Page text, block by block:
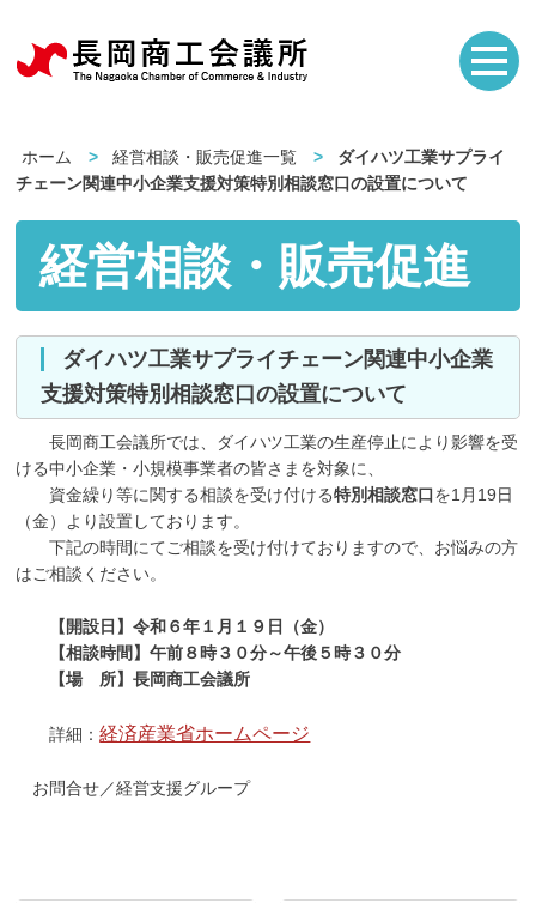
ホーム 経営相談・販売促進一覧
ダイハツ工業サプライ
チェーン関連中小企業支援対策特別相談窓口の設置について
経営相談・販売促進
ダイハツ工業サプライチェーン関連中小企業
支援対策特別相談窓口の設置について
長岡商工会議所では、ダイハツ工業の生産停止により影響を受
ける中小企業・小規模事業者の皆さまを対象に、
資金繰り等に関する相談を受け付ける特別相談窓口を1月19日
（金）より設置しております。
下記の時間にてご相談を受け付けておりますので、お悩みの方
はご相談ください。
【開設日】令和６年１月１９日（金）
【相談時間】午前８時３０分～午後５時３０分
【場 所】長岡商工会議所
詳細：経済産業省ホームページ
お問合せ／経営支援グループ